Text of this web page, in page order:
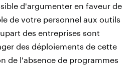
d'argumenter en faveur de
de votre personnel aux outils
des entreprises sont
des déploiements de cette
de l'absence de programmes